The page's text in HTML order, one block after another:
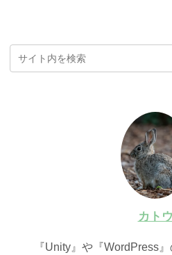
カトウ
『Unity』や『WordPress